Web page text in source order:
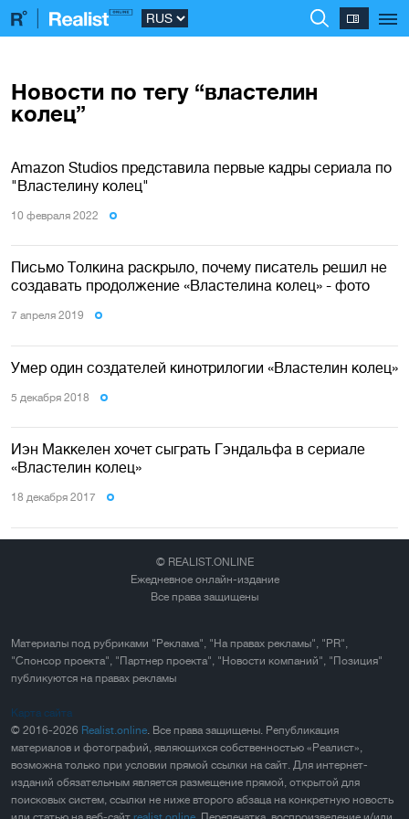
Новости по тегу “властелин
колец”
Amazon Studios представила первые кадры сериала по
"Властелину колец"
10 февраля 2022
Письмо Толкина раскрыло, почему писатель решил не
создавать продолжение «Властелина колец» - фото
7 апреля 2019
Умер один создателей кинотрилогии «Властелин колец»
5 декабря 2018
Иэн Маккелен хочет сыграть Гэндальфа в сериале
«Властелин колец»
18 декабря 2017
© REALIST.ONLINE
Ежедневное онлайн-издание
Все права защищены
Материалы под рубриками "Реклама", "На правах рекламы", "PR",
"Спонсор проекта", "Партнер проекта", "Новости компаний", "Позиция"
публикуются на правах рекламы
Карта сайта
© 2016-2026 Realist.online . Все права защищены. Републикация
материалов и фотографий, являющихся собственностью «Реалист»,
возможна только при условии прямой ссылки на сайт. Для интернет-
изданий обязательным является размещение прямой, открытой для
поисковых систем, ссылки не ниже второго абзаца на конкретную новость